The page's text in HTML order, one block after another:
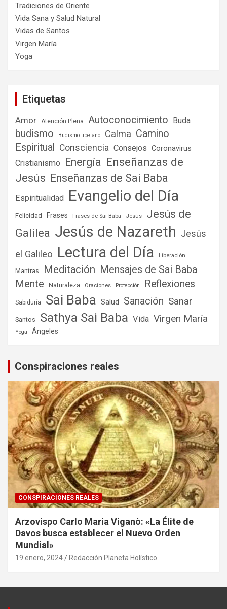
Tradiciones de Oriente
Vida Sana y Salud Natural
Vidas de Santos
Virgen María
Yoga
Etiquetas
Amor Atención Plena Autoconocimiento Buda
budismo Budismo tibetano Calma Camino
Espiritual
Consciencia Consejos Coronavirus
Cristianismo Energía Enseñanzas de
Jesús Enseñanzas de Sai Baba
Espiritualidad Evangelio del Día
Felicidad Frases Frases de Sai Baba Jesús
Jesús de
Galilea Jesús de Nazareth Jesús
el Galileo Lectura del Día Liberación
Mantras Meditación Mensajes de Sai Baba
Mente
Naturaleza Oraciones Protección Reflexiones
Sabiduría Sai Baba Salud Sanación Sanar
Santos Sathya Sai Baba Vida Virgen María
Yoga Ángeles
Conspiraciones reales
CONSPIRACIONES REALES
Arzovispo Carlo Maria Viganò: «La Élite de
Davos busca establecer el Nuevo Orden
Mundial»
19 enero, 2024 Redacción Planeta Holístico